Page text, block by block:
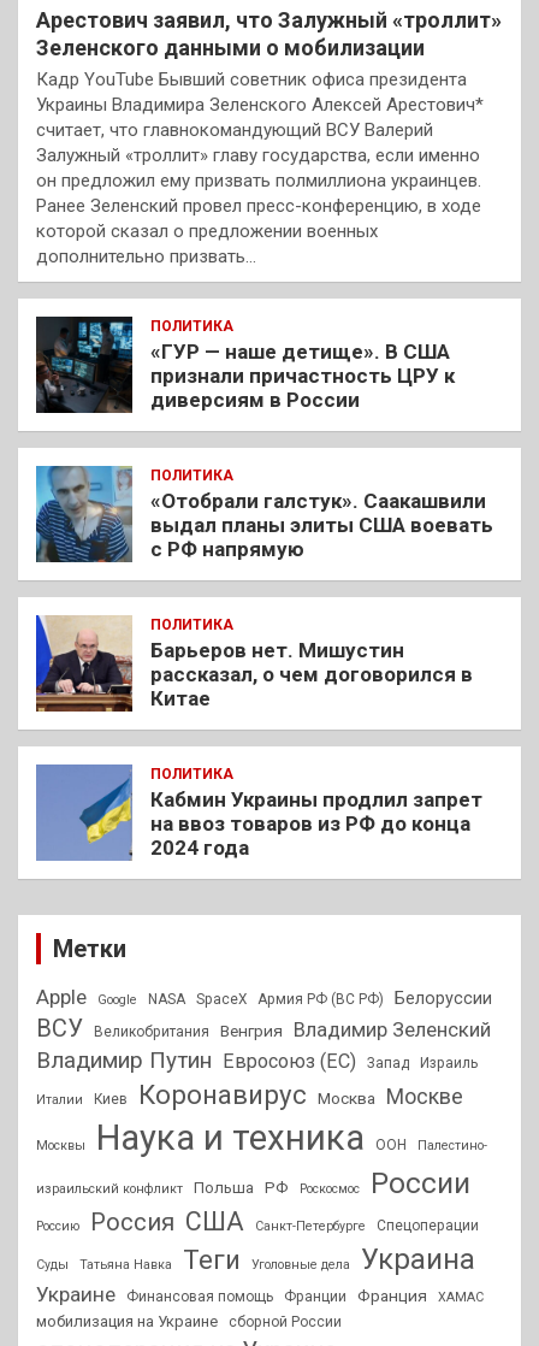
Арестович заявил, что Залужный «троллит»
Зеленского данными о мобилизации
Кадр YouTube Бывший советник офиса президента
Украины Владимира Зеленского Алексей Арестович*
считает, что главнокомандующий ВСУ Валерий
Залужный «троллит» главу государства, если именно
он предложил ему призвать полмиллиона украинцев.
Ранее Зеленский провел пресс-конференцию, в ходе
которой сказал о предложении военных
дополнительно призвать…
ПОЛИТИКА
«ГУР — наше детище». В США
признали причастность ЦРУ к
диверсиям в России
ПОЛИТИКА
«Отобрали галстук». Саакашвили
выдал планы элиты США воевать
с РФ напрямую
ПОЛИТИКА
Барьеров нет. Мишустин
рассказал, о чем договорился в
Китае
ПОЛИТИКА
Кабмин Украины продлил запрет
на ввоз товаров из РФ до конца
2024 года
Метки
Apple Google NASA SpaceX Армия РФ (ВС РФ) Белоруссии
ВСУ Великобритания Венгрия Владимир Зеленский
Владимир Путин Евросоюз (ЕС) Запад Израиль
Италии Киев Коронавирус Москва Москве
Москвы Наука и техника ООН Палестино-
израильский конфликт Польша РФ Роскосмос России
Россию Россия США Санкт-Петербурге Спецоперации
Суды Татьяна Навка Теги Уголовные дела Украина
Украине Финансовая помощь Франции Франция ХАМАС
мобилизация на Украине сборной России